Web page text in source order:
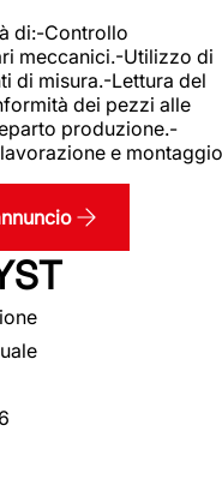
di:-Controllo
meccanici.-Utilizzo di
di misura.-Lettura del
dei pezzi alle
produzione.-
e